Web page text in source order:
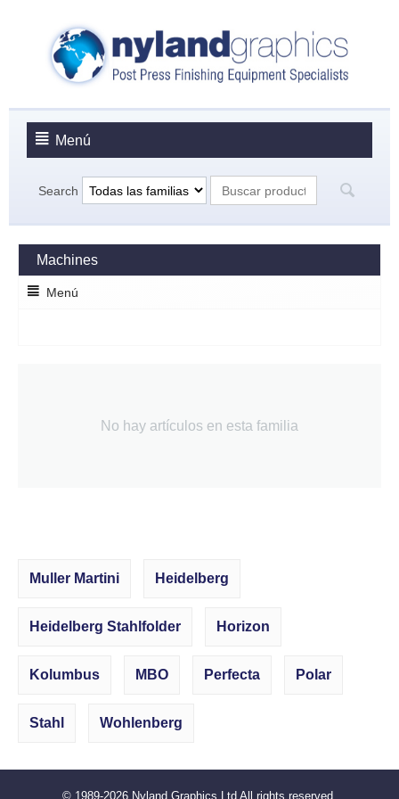
Menú
Search
Machines
Menú
No hay artículos en esta familia
Muller Martini Heidelberg
Heidelberg Stahlfolder Horizon
Kolumbus MBO Perfecta Polar
Stahl Wohlenberg
© 1989-2026 Nyland Graphics Ltd All rights reserved.